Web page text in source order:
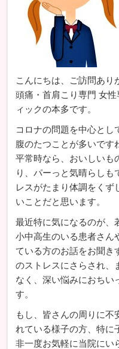
こんにちは、ご訪問あり
頭痛・首肩こり専門 女
ィックの本多です。
コロナの問題を中心とし
腹のたつことが多いです
平常時なら、おいしいも
り、パーっと気晴らしも
レスがたまり体調をくず
いことだと思います。
最近特に気になるのが、
小中高生のいる患者さん
ている方のお話をお聞き
のストレスにさらされ、
なく、深い悩みにおちい
す。
もし、皆さんの周りに不
れている様子の方、特に
非一度お気軽に当院にい